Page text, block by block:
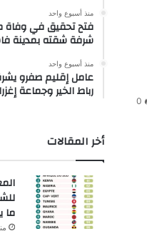
0
منذ أسبوع واحد
فتح تحقيق في وفاة
شرفة شقته بمدينة
منذ أسبوع واحد
عامل إقليم صفرو
رباط الخير وجماعة
أخر المقالات
ما
منذ